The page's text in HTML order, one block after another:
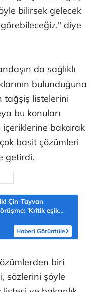
bilirsek gelecek
diye
da sağlıklı
bulunduğuna
tağşiş listelerini
bu konuları
içeriklerine bakarak
basit çözümleri
getirdi.
Çin-Tayvan
'Kritik eşik
Haberi Görüntüle
biri
sözlerini şöyle